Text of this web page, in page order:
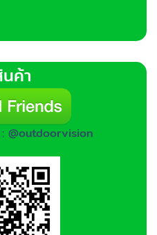
ค้า
@outdoorvision